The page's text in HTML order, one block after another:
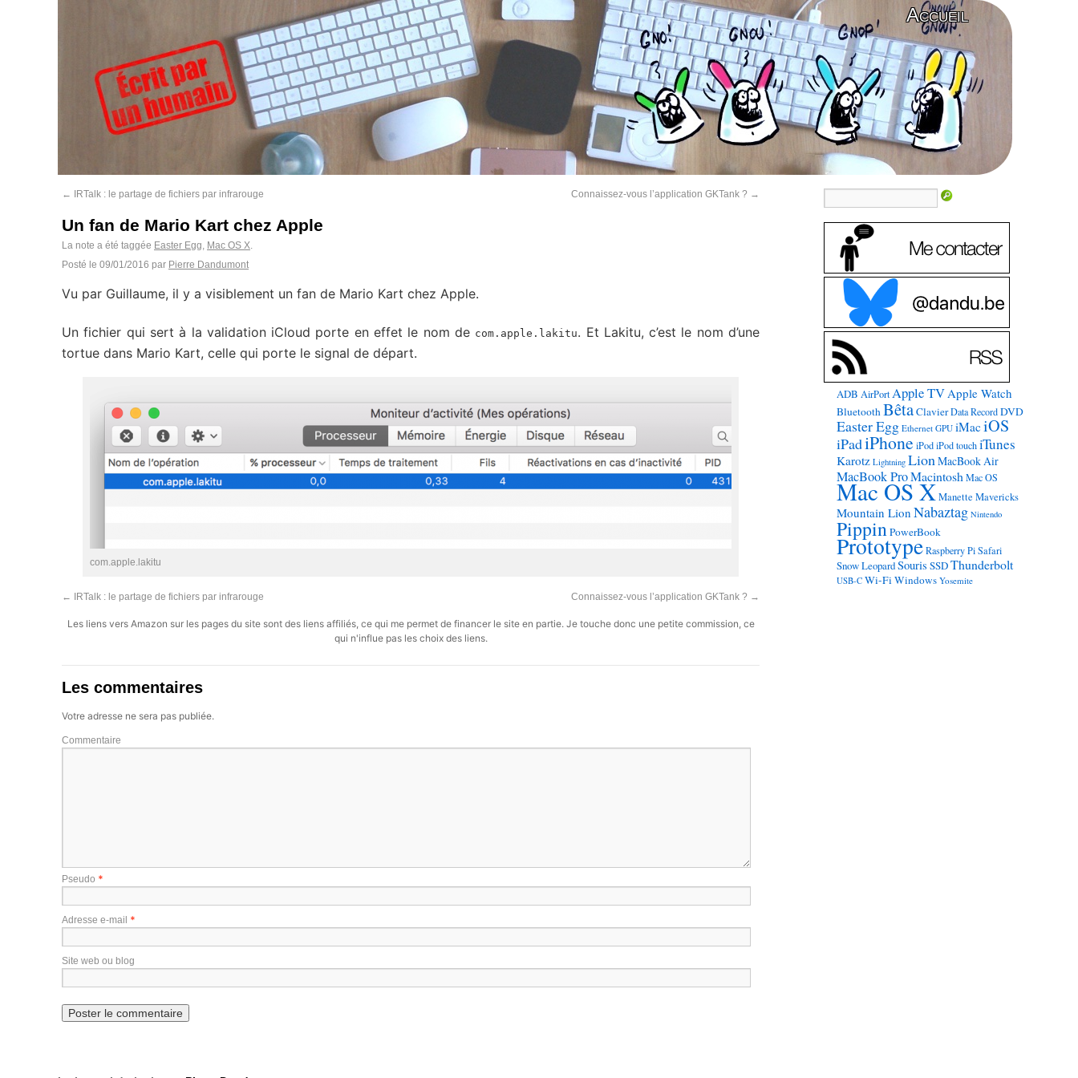
Accueil
← IRTalk : le partage de fichiers par infrarouge Connaissez-vous l’application GKTank ? →
Un fan de Mario Kart chez Apple
La note a été taggée Easter Egg, Mac OS X.
Posté le 09/01/2016 par Pierre Dandumont
Vu par Guillaume, il y a visiblement un fan de Mario Kart chez Apple.
Un fichier qui sert à la validation iCloud porte en effet le nom de com.apple.lakitu. Et Lakitu, c’est le nom d’une
tortue dans Mario Kart, celle qui porte le signal de départ.
com.apple.lakitu
← IRTalk : le partage de fichiers par infrarouge Connaissez-vous l’application GKTank ? →
Les liens vers Amazon sur les pages du site sont des liens affiliés, ce qui me permet de financer le site en partie. Je touche donc une petite commission, ce
qui n'influe pas les choix des liens.
Les commentaires
Votre adresse ne sera pas publiée.
Commentaire
Pseudo *
Adresse e-mail *
Site web ou blog
ADB AirPort Apple TVApple Watch
BluetoothBêtaClavier Data Record DVD
Easter Egg Ethernet GPU iMaciOS
iPadiPhone iPod iPod touch iTunes
Karotz Lightning LionMacBook Air
MacBook ProMacintosh Mac OS
Mac OS X Manette Mavericks
Mountain Lion Nabaztag Nintendo
PippinPowerBook
Prototype Raspberry Pi Safari
Snow LeopardSouris SSDThunderbolt
USB-C Wi-FiWindows Yosemite